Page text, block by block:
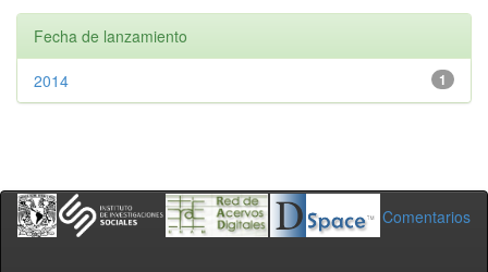
Fecha de lanzamiento
1
2014
Comentarios